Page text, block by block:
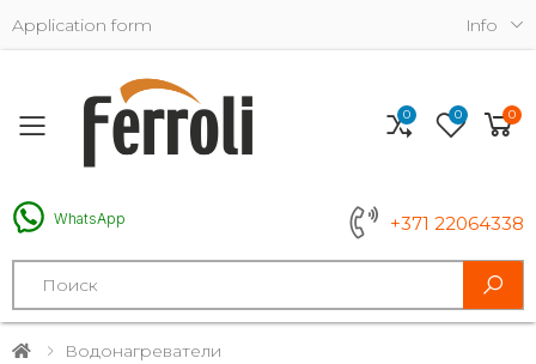
Application form Info
Toggle mobile menu
WhatsApp +371 22064338
Search
0 0 0
Водонагреватели